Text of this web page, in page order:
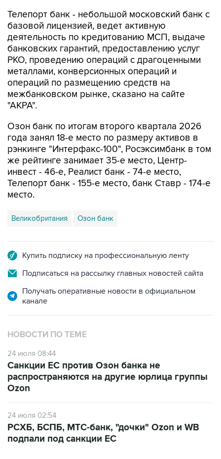
Телепорт банк - небольшой московский банк с
базовой лицензией, ведет активную
деятельность по кредитованию МСП, выдаче
банковских гарантий, предоставлению услуг
РКО, проведению операций с драгоценными
металлами, конверсионных операций и
операций по размещению средств на
межбанковском рынке, сказано на сайте
"АКРА".
Озон банк по итогам второго квартала 2026
года занял 18-е место по размеру активов в
рэнкинге "Интерфакс-100", Росэксимбанк в том
же рейтинге занимает 35-е место, Центр-
инвест - 46-е, Реалист банк - 74-е место,
Телепорт банк - 155-е место, банк Ставр - 174-е
место.
Великобритания Озон банк
Купить подписку на профессиональную ленту
Подписаться на рассылку главных новостей сайта
Получать оперативные новости в официальном
канале
НОВОСТИ ПО ТЕМЕ
24 июля 08:44
Санкции ЕС против Озон банка не
распространяются на другие юрлица группы
Ozon
24 июля 02:54
РСХБ, БСПБ, МТС-банк, "дочки" Ozon и WB
подпали под санкции ЕС